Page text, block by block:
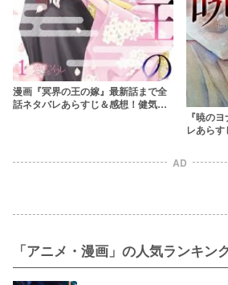
漫画『冥界の王の嫁』最新話まで全
話ネタバレあらすじ＆感想！健気な
『暁の
レあら
AD
「アニメ・漫画」の人気ランキン